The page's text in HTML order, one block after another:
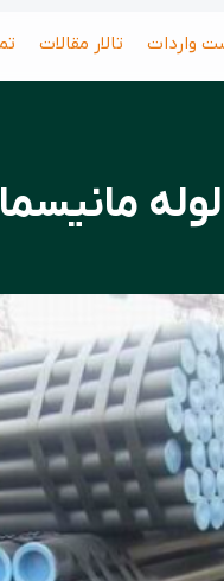
واردات تالار مقالات